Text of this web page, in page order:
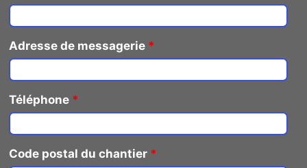
Adresse de messagerie *
Téléphone *
Code postal du chantier *